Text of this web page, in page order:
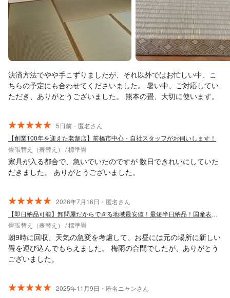
決済方法でやや手こずりましたが、それ以外ではお忙しい中、こ
ちらの予定にも合わせてくださいました。 暑い中、ご対応してい
ただき、ありがとうございました。 熊本の畳、大切に使います。
5日前・匿名さん
【創業100年を迎えた老舗店】前橋市中心・自社スタッフがお伺いします！
畳張替え（表替え） / 標準畳
家具が入る都合で、急いでいたのですが 数日できれいにしていた
だきました。 ありがとうございました。
2026年7月16日・匿名さん
【即日納品可能】卸問屋だからできる地域最安値！最短半日納品！国産表も格安で販売！
畳張替え（表替え） / 標準畳
朝9時に回収、天気の急変を考慮して、お昼には元の場所に新しい
畳を運び込んでもらえました。 梅雨の合間でしたが、ありがとう
ございました。
2025年11月9日・匿名ニャンさん